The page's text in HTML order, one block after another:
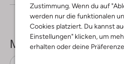
Zustimmung. Wenn du auf
werden nur die funktionalen
Cookies platziert. Du kannst
Einstellungen" klicken, um
erhalten oder deine
Mehr sehen